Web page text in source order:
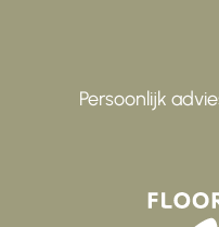
Persoonlijk